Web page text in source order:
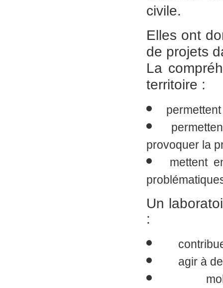
civile.
Elles ont
de projets
La
territoire :
provoquer la
mettent
Un
:
agir à de